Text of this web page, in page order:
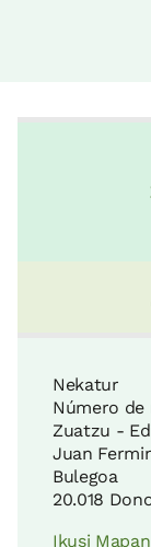
Nekatur
Número de
Zuatzu -
Juan
Bulegoa
20.018
Ikusi Mapan